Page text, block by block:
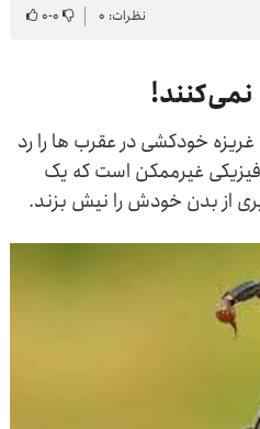
نظرات: ۰ ۰-۰
خودکشی در عقرب ها را رد
غیرممکن است که یک
از بدن خودش را نیش بزند.